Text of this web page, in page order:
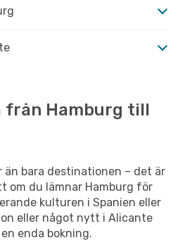
från Hamburg till
än bara destinationen – det är
om du lämnar Hamburg för
kulturen i Spanien eller
eller något nytt i Alicante
enda bokning.